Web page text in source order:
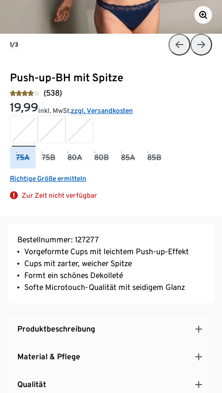
Push-up-BH mit Spitze
(538)
19,99inkl. MwSt.zzgl. Versandkosten
75A 75B 80A 80B 85A 85B
Richtige Größe ermitteln
Zur Zeit nicht verfügbar
1/3
Bestellnummer: 127277
Vorgeformte Cups mit leichtem Push-up-Effekt
Cups mit zarter, weicher Spitze
Formt ein schönes Dekolleté
Softe Microtouch-Qualität mit seidigem Glanz
Produktbeschreibung
Material & Pflege
Qualität